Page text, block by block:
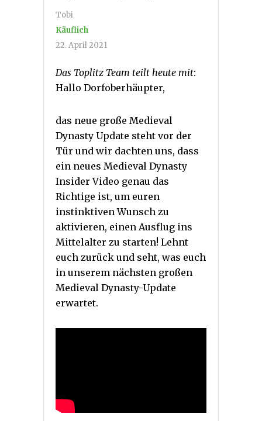
Tobi
Käuflich
22. April 2021
Das Toplitz Team teilt heute mit:
Hallo Dorfoberhäupter,
das neue große Medieval
Dynasty Update steht vor der
Tür und wir dachten uns, dass
ein neues Medieval Dynasty
Insider Video genau das
Richtige ist, um euren
instinktiven Wunsch zu
aktivieren, einen Ausflug ins
Mittelalter zu starten! Lehnt
euch zurück und seht, was euch
in unserem nächsten großen
Medieval Dynasty-Update
erwartet.